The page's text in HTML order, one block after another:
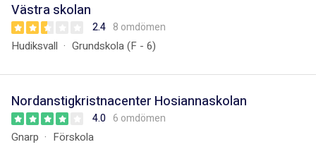
Västra skolan
2.4 8 omdömen
Hudiksvall Grundskola (F - 6)
Nordanstigkristnacenter Hosiannaskolan
4.0 6 omdömen
Gnarp Förskola